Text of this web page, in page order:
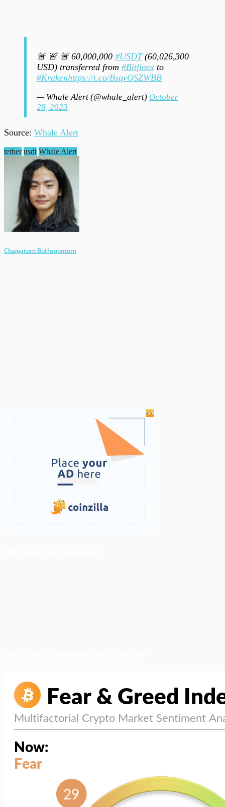
🚨 🚨 🚨 60,000,000 #USDT(60,026,300
USD) transferred from #Bitfinex to
#Krakenhttps://t.co/BsqvOSZWBB
— Whale Alert (@whale_alert) October
28, 2023
Source: Whale Alert
tether usdt Whale Alert
Chaiyatorn Buthsoontorn